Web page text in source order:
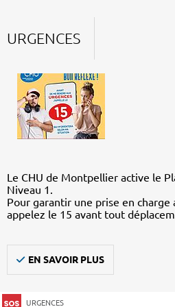
URGENCES
Le CHU de Montpellier active le
Niveau 1.
Pour garantir une prise en charge
appelez le 15 avant tout
EN SAVOIR PLUS
URGENCES